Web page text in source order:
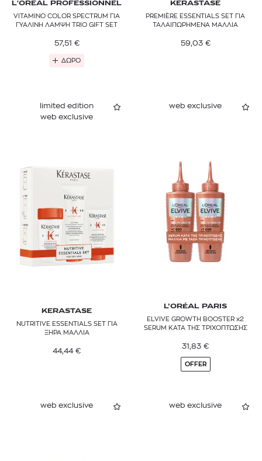
L'OREAL PROFESSIONNEL
VITAMINO COLOR SPECTRUM ΓΙΑ
ΓΥΑΛΙΝΗ ΛΑΜΨΗ TRIO GIFT SET
57,51 €
ΔΩΡΟ
KERASTASE
PREMIÈRE ESSENTIALS SET ΓΙΑ
ΤΑΛΑΙΠΩΡΗΜΕΝΑ ΜΑΛΛΙΑ
59,03 €
limited edition
web exclusive
KERASTASE
NUTRITIVE ESSENTIALS SET ΓΙΑ
ΞΗΡΑ ΜΑΛΛΙΑ
44,44 €
web exclusive
L’ORÉAL PARIS
ELVIVE GROWTH BOOSTER x2
SERUM ΚΑΤΑ ΤΗΣ ΤΡΙΧΟΠΤΩΣΗΣ
31,83 €
OFFER
web exclusive web exclusive